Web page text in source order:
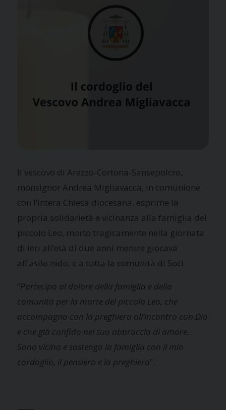
Il vescovo di Arezzo-Cortona-Sansepolcro,
monsignor Andrea Migliavacca, in comunione
con l’intera Chiesa diocesana, esprime la
propria solidarietà e vicinanza alla famiglia del
piccolo Leo, morto tragicamente nella giornata
di ieri all’età di due anni mentre giocava
all’asilo nido, e a tutta la comunità di Soci.
“Partecipo al dolore della famiglia e della
comunità per la morte del piccolo Leo, che
accompagno con la preghiera all’incontro con Dio
e che già confido nel suo abbraccio di amore.
Sono vicino e sostengo la famiglia con il mio
cordoglio, il pensiero e la preghiera”.